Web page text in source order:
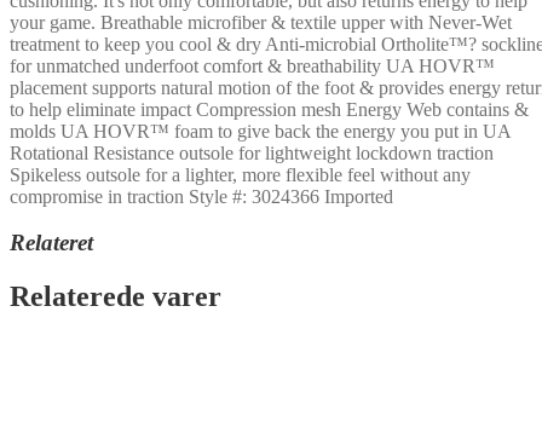
your game. Breathable microfiber & textile upper with Never-Wet
treatment to keep you cool & dry Anti-microbial Ortholite™?
for unmatched underfoot comfort & breathability UA HOVR™
placement supports natural motion of the foot & provides energy
to help eliminate impact Compression mesh Energy Web contains &
molds UA HOVR™ foam to give back the energy you put in UA
Rotational Resistance outsole for lightweight lockdown traction
Spikeless outsole for a lighter, more flexible feel without any
compromise in traction Style #: 3024366 Imported
Relateret
Relaterede varer